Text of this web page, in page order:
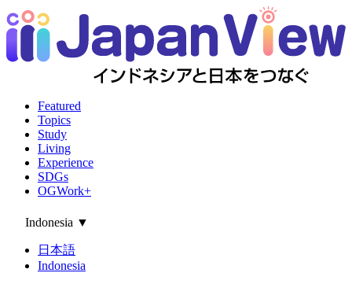
Featured
Topics
Study
Living
Experience
SDGs
OGWork+
Indonesia ▼
日本語
Indonesia